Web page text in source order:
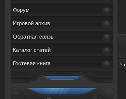
Форум
Игровой архив
Обратная связь
Каталог статей
Гостевая книга